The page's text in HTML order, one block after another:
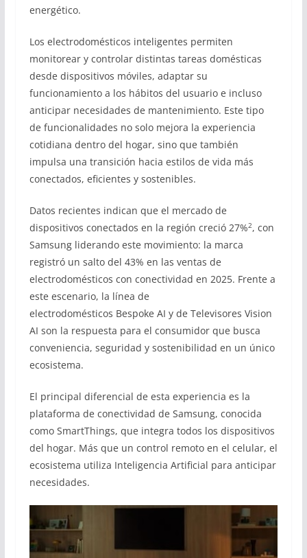
energético.
Los electrodomésticos inteligentes permiten
monitorear y controlar distintas tareas domésticas
desde dispositivos móviles, adaptar su
funcionamiento a los hábitos del usuario e incluso
anticipar necesidades de mantenimiento. Este tipo
de funcionalidades no solo mejora la experiencia
cotidiana dentro del hogar, sino que también
impulsa una transición hacia estilos de vida más
conectados, eficientes y sostenibles.
Datos recientes indican que el mercado de
dispositivos conectados en la región creció 27%2, con
Samsung liderando este movimiento: la marca
registró un salto del 43% en las ventas de
electrodomésticos con conectividad en 2025. Frente a
este escenario, la línea de
electrodomésticos Bespoke AI y de Televisores Vision
AI son la respuesta para el consumidor que busca
conveniencia, seguridad y sostenibilidad en un único
ecosistema.
El principal diferencial de esta experiencia es la
plataforma de conectividad de Samsung, conocida
como SmartThings, que integra todos los dispositivos
del hogar. Más que un control remoto en el celular, el
ecosistema utiliza Inteligencia Artificial para anticipar
necesidades.